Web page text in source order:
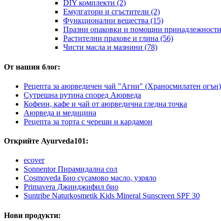
DIY комплекти (2)
Емулгатори и сгъстители (2)
Функционални вещества (15)
Празни опаковки и помощни
Растителни прахове и глина (56)
Чисти масла и мазнини (78)
От нашия блог:
Рецепта за аюрведичен чай "Агни" (Храносмилатен огън)
Сутрешна рутина според Аюрведа
Кофеин, кафе и чай от аюрведична гледна точка
Аюрведа и медицина
Рецепта за торта с череши и кардамон
Открийте Ayurveda101:
ecover
Sonnentor Пирамидална сол
Cosmoveda Био сусамово масло, узряло
Primavera Джинджифил био
Suntribe Naturkosmetik Kids Mineral Sunscreen SPF 30
Нови продукти: